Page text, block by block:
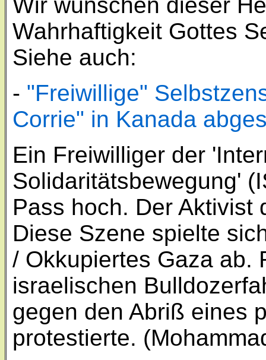
Wir wünschen dieser
Wahrhaftigkeit Gottes
Siehe auch:
- "Freiwillige"
Corrie" in Kanada
Ein Freiwilliger der
Solidaritätsbewegung'
Pass hoch. Der Aktivist
Diese Szene spielte
/ Okkupiertes Gaza ab.
israelischen
gegen den Abriß eines
protestierte.